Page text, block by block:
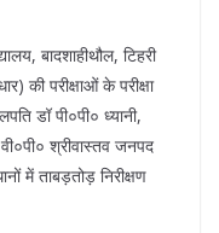
बादशाहीथौल, टिहरी
की परीक्षाओं के परीक्षा
डॉ पी०पी० ध्यानी,
श्रीवास्तव जनपद
में ताबड़तोड़ निरीक्षण